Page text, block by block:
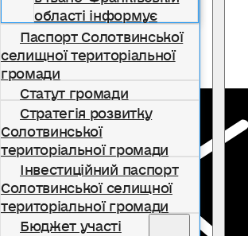
області інформує
Паспорт Солотвинської
селищної територіальної
громади
Статут громади
Стратегія розвитку
Солотвинської
територіальної громади
Інвестиційний паспорт
Солотвинської селищної
територіальної громади
Бюджет участі